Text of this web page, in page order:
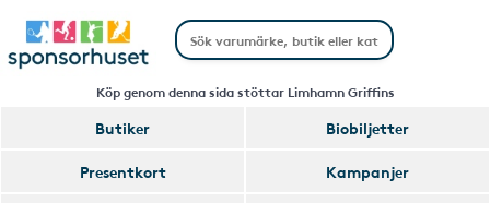
Köp genom denna sida stöttar Limhamn Griffins
Butiker
Biobiljetter
Presentkort
Kampanjer